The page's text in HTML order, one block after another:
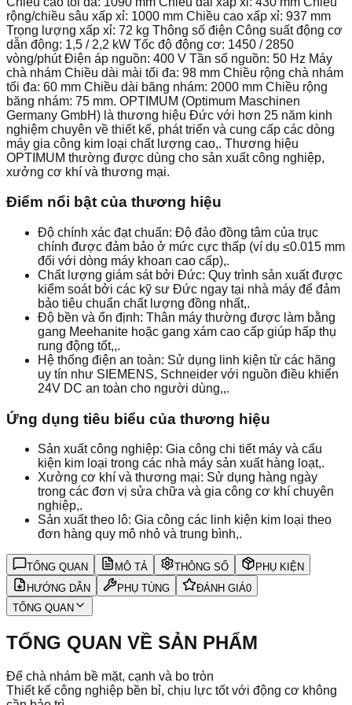
rộng/chiều sâu xấp xỉ: 1000 mm Chiều cao xấp xỉ: 937 mm
Trọng lượng xấp xỉ: 72 kg Thông số điện Công suất động cơ
dẫn động: 1,5 / 2,2 kW Tốc độ động cơ: 1450 / 2850
vòng/phút Điện áp nguồn: 400 V Tần số nguồn: 50 Hz Máy
chà nhám Chiều dài mài tối đa: 98 mm Chiều rộng chà nhám
tối đa: 60 mm Chiều dài băng nhám: 2000 mm Chiều rộng
băng nhám: 75 mm. OPTIMUM (Optimum Maschinen
Germany GmbH) là thương hiệu Đức với hơn 25 năm kinh
nghiệm chuyên về thiết kế, phát triển và cung cấp các dòng
máy gia công kim loại chất lượng cao,. Thương hiệu
OPTIMUM thường được dùng cho sản xuất công nghiệp,
xưởng cơ khí và thương mại.
Điểm nổi bật của thương hiệu
Độ chính xác đạt chuẩn: Độ đảo đồng tâm của trục
chính được đảm bảo ở mức cực thấp (ví dụ ≤0.015 mm
đối với dòng máy khoan cao cấp),.
Chất lượng giám sát bởi Đức: Quy trình sản xuất được
kiểm soát bởi các kỹ sư Đức ngay tại nhà máy để đảm
bảo tiêu chuẩn chất lượng đồng nhất,.
Độ bền và ổn định: Thân máy thường được làm bằng
gang Meehanite hoặc gang xám cao cấp giúp hấp thụ
rung động tốt,,.
Hệ thống điện an toàn: Sử dụng linh kiện từ các hãng
uy tín như SIEMENS, Schneider với nguồn điều khiển
24V DC an toàn cho người dùng,,.
Ứng dụng tiêu biểu của thương hiệu
Sản xuất công nghiệp: Gia công chi tiết máy và cấu
kiện kim loại trong các nhà máy sản xuất hàng loạt,.
Xưởng cơ khí và thương mại: Sử dụng hàng ngày
trong các đơn vị sửa chữa và gia công cơ khí chuyên
nghiệp,.
Sản xuất theo lô: Gia công các linh kiện kim loại theo
đơn hàng quy mô nhỏ và trung bình,.
TỔNG QUAN MÔ TẢ THÔNG SỐ
PHỤ KIỆN
HƯỚNG DẪN
PHỤ TÙNG ĐÁNH GIÁ0
TỔNG QUAN
TỔNG QUAN VỀ SẢN PHẨM
Để chà nhám bề mặt, cạnh và bo tròn
Thiết kế công nghiệp bền bỉ, chịu lực tốt với động cơ không